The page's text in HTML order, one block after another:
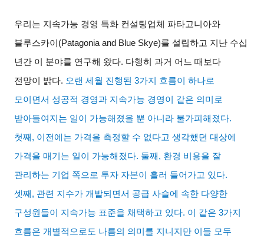
우리는 지속가능 경영 특화 컨설팅업체 파타고니아와
블루스카이 (Patagonia and Blue Skye)를 설립하고 지난 수십
년간 이 분야를 연구해 왔다. 다행히 과거 어느 때보다
전망이 밝다. 오랜 세월 진행된 3가지 흐름이 하나로
모이면서 성공적 경영과 지속가능 경영이 같은 의미로
받아들여지는 일이 가능해졌을 뿐 아니라 불가피해졌다.
첫째 , 이전에는 가격을 측정할 수 없다고 생각했던 대상에
가격을 매기는 일이 가능해졌다. 둘째 , 환경 비용을 잘
관리하는 기업 쪽으로 투자 자본이 흘러 들어가고 있다.
셋째 , 관련 지수가 개발되면서 공급 사슬에 속한 다양한
구성원들이 지속가능 표준을 채택하고 있다. 이 같은 3가지
흐름은 개별적으로도 나름의 의미를 지니지만 이들 모두